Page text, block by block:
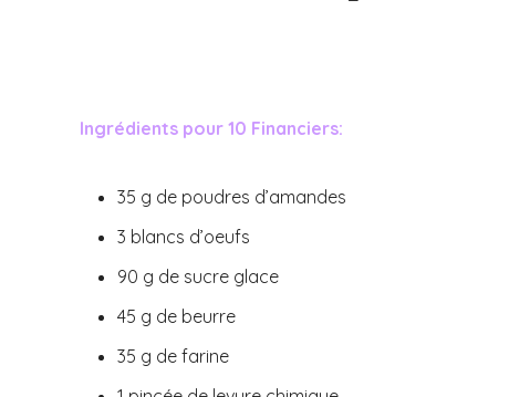
Ingrédients pour 10 Financiers:
35 g de poudres d’amandes
3 blancs d’oeufs
90 g de sucre glace
45 g de beurre
35 g de farine